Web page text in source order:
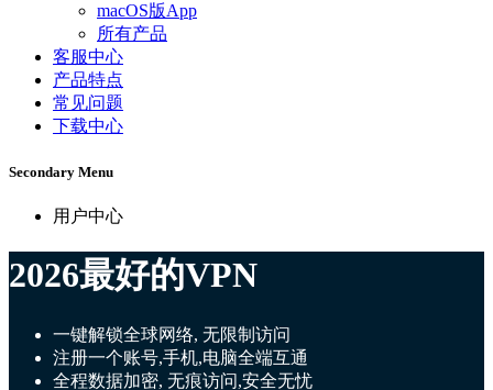
macOS版App
所有产品
客服中心
产品特点
常见问题
下载中心
Secondary Menu
用户中心
2026最好的VPN
一键解锁全球网络, 无限制访问
注册一个账号,手机,电脑全端互通
全程数据加密, 无痕访问,安全无忧